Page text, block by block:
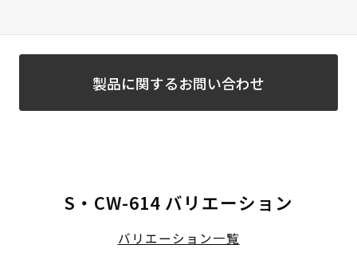
製品に関するお問い合わせ
S・CW-614 バリエーション
バリエーション一覧